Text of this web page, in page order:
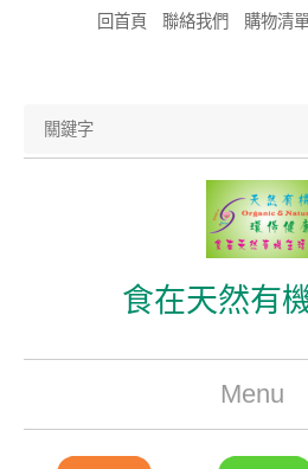
回首頁 聯絡我們 購物清單
食在天然有
Menu
公司簡介